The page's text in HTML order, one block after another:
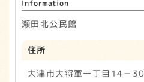
Information
瀬田北公民館
住所
大津市大将軍一丁目14－30